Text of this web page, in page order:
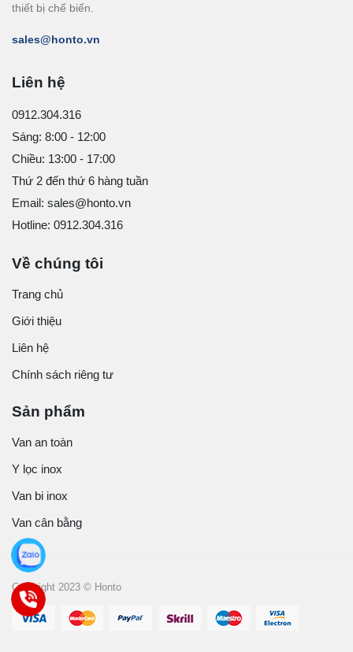
thiết bị chế biến.
sales@honto.vn
Liên hệ
0912.304.316
Sáng: 8:00 - 12:00
Chiều: 13:00 - 17:00
Thứ 2 đến thứ 6 hàng tuần
Email: sales@honto.vn
Hotline: 0912.304.316
Về chúng tôi
Trang chủ
Giới thiệu
Liên hệ
Chính sách riêng tư
Sản phẩm
Van an toàn
Y lọc inox
Van bi inox
Van cân bằng
Copyright 2023 © Honto